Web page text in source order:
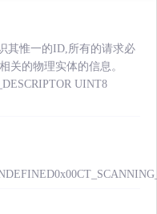
其惟一的ID,所有的请求必
关的物理实体的信息。
UINT8